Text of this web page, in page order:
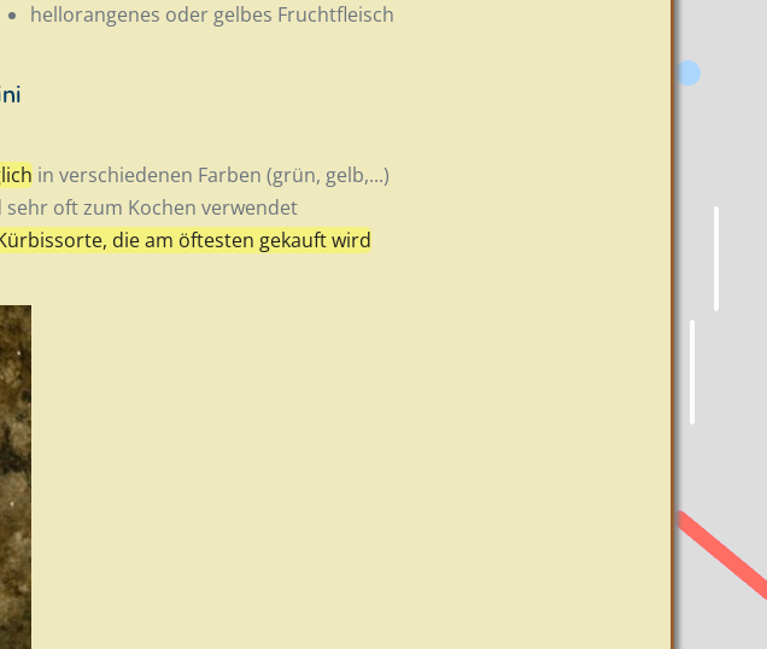
hellorangenes oder gelbes Fruchtfleisch
in verschiedenen Farben (grün, gelb,...)
sehr oft zum Kochen verwendet
die am öftesten gekauft wird